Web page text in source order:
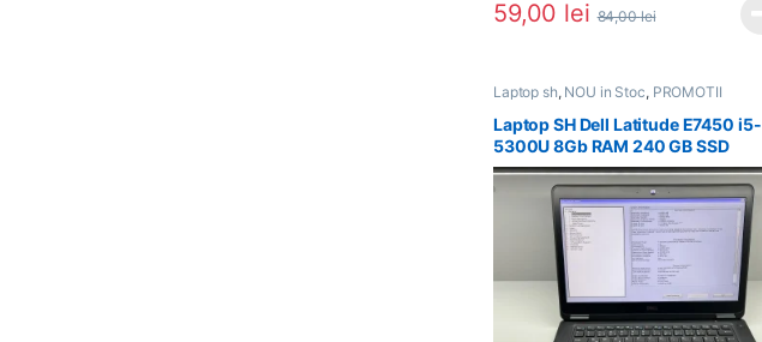
59,00 lei 84,00lei
Laptop sh, NOU in Stoc, PROMOTII
Laptop SH Dell Latitude E7450 i5-
5300U 8Gb RAM 240 GB SSD
BATERIE NOUA